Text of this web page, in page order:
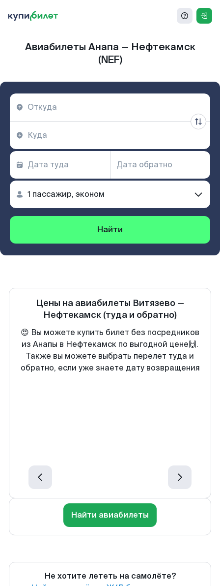
Авиабилеты Анапа — Нефтекамск
(NEF)
Найти
Цены на авиабилеты Витязево —
Нефтекамск (туда и обратно)
😍 Вы можете купить билет без посредников
из Анапы в Нефтекамск по выгодной цене🙌.
Также вы можете выбрать перелет туда и
обратно, если уже знаете дату возвращения
Найти авиабилеты
Не хотите лететь на самолёте?